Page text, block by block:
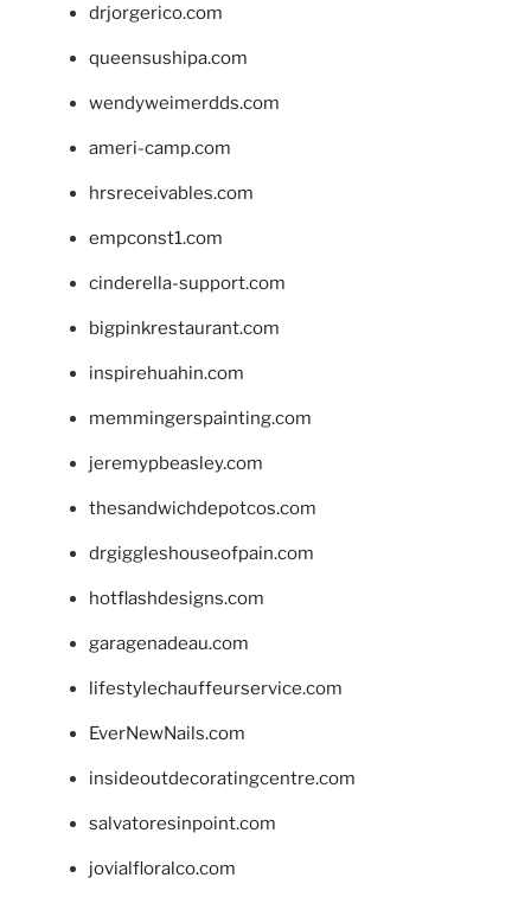
drjorgerico.com
queensushipa.com
wendyweimerdds.com
ameri-camp.com
hrsreceivables.com
empconst1.com
cinderella-support.com
bigpinkrestaurant.com
inspirehuahin.com
memmingerspainting.com
jeremypbeasley.com
thesandwichdepotcos.com
drgiggleshouseofpain.com
hotflashdesigns.com
garagenadeau.com
lifestylechauffeurservice.com
EverNewNails.com
insideoutdecoratingcentre.com
salvatoresinpoint.com
jovialfloralco.com